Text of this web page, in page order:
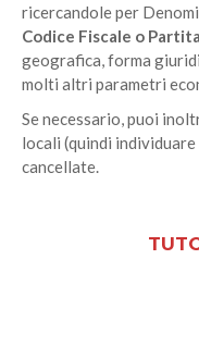
ricercandole per
Codice Fiscale o
geografica, forma
molti altri parametri
Se necessario, puoi
locali (quindi
cancellate.